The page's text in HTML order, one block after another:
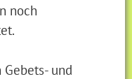
noch
und